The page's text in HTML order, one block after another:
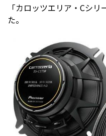
「カロッツエリア・Cシ
た。